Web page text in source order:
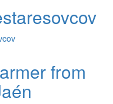
from